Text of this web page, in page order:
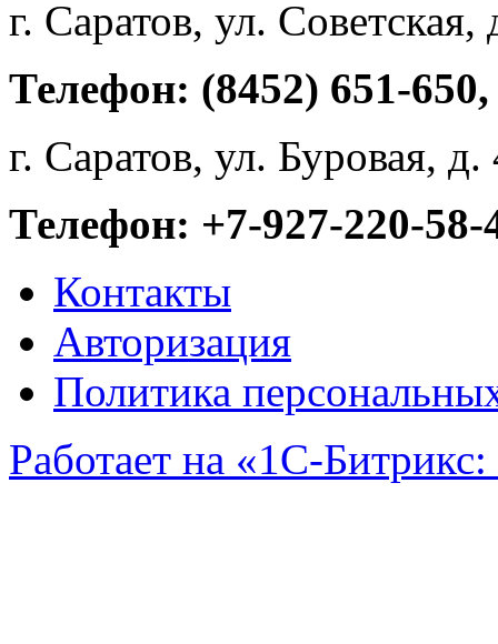
г. Саратов, ул. Советская,
Телефон: (8452) 651-650,
г. Саратов, ул. Буровая,
Телефон: +7-927-220-58-
Контакты
Авторизация
Политика
Работает на «1С-
Задать вопрос